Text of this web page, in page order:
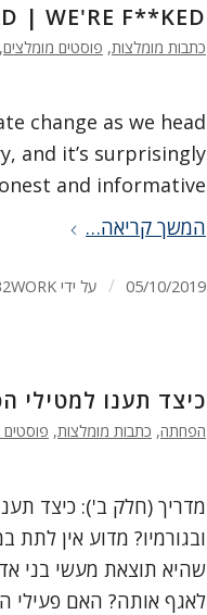
| WE'RE F**KED
כתבות מומלצות, פוסטים מומלצים,
change as we head
and it’s surprisingly
and informative.
המשך קריאה…
05/10/2019
/ על ידי
כיצד תענו
הפחתה, כתבות מומלצות,
מדריך (חלק ב'): כיצד
ובגורמיו? מדוע אין
שהיא תוצאת מעשי בני
לאגף אותה? האם פעילי